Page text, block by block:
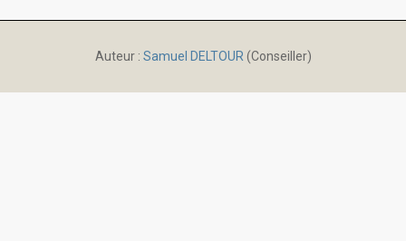
Auteur : Samuel DELTOUR (Conseiller)